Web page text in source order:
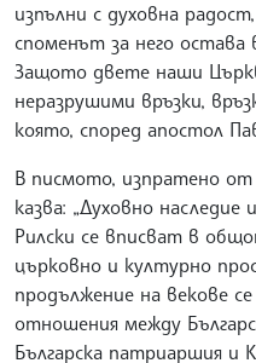
изпълни с духовна
споменът за него остава
Защото двете наши
неразрушими връзки,
която, според апостол
В писмото, изпратено
казва: „Духовно
Рилски се вписват в
църковно и културно
продължение на векове
отношения между
Българска патриаршия и